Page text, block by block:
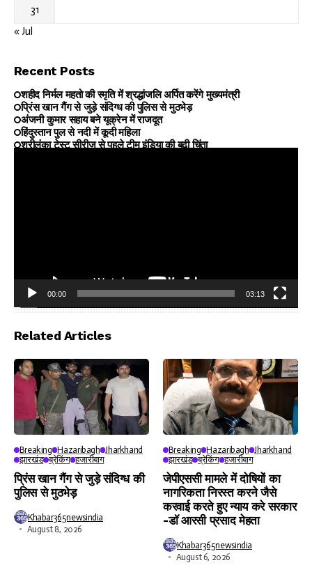
31
« Jul
Recent Posts
शहीद निर्मल महतो की स्मृति में श्रद्धांजलि अर्पित करेंगे मुख्यमंत्री
प्रिंस खान गैंग से जुड़े संदिग्ध की पुलिस से मुठभेड़
अंजनी कुमार सहाय बने यूक्रेन में राजदूत
हिंदुस्तान पुल से नदी में कूदी महिला
श्रीलंका टेस्ट सीरीज से पहले टीम इंडिया की बढ़ी चिंता
Player
00:00 03:13
Related Articles
Breaking Hazaribagh Jharkhand
झारखंड ब्रेकिंग हजारीबाग
प्रिंस खान गैंग से जुड़े संदिग्ध की
पुलिस से मुठभेड़
Khabar365newsindia
August 8, 2026
Breaking Hazaribagh Jharkhand
झारखंड ब्रेकिंग हजारीबाग
जेपीएससी मामले में दोषियों का
नागरिकता निरस्त करने जैसे
करवाई करते हुए न्याय करे सरकार
-डॉ आरसी प्रसाद मेहता
Khabar365newsindia
August 6, 2026